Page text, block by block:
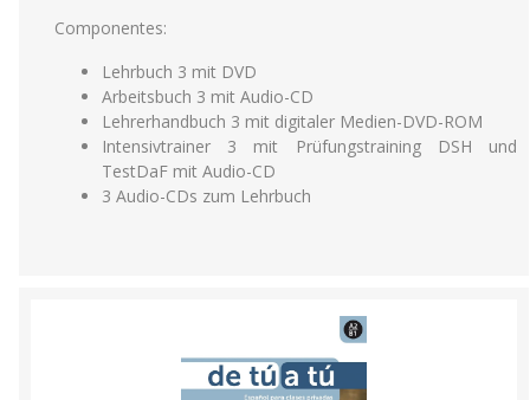
Componentes:
Lehrbuch 3 mit DVD
Arbeitsbuch 3 mit Audio-CD
Lehrerhandbuch 3 mit digitaler Medien-DVD-ROM
Intensivtrainer 3 mit Prüfungstraining DSH und
TestDaF mit Audio-CD
3 Audio-CDs zum Lehrbuch